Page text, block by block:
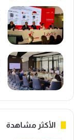
الأكثر مشاهدة